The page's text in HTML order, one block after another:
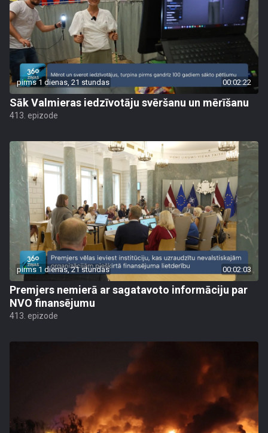
pirms 1 dienas, 21 stundas 00:02:22
Sāk Valmieras iedzīvotāju svēršanu un mērīšanu
413. epizode
pirms 1 dienas, 21 stundas 00:02:03
Premjers nemierā ar sagatavoto informāciju par
NVO finansējumu
413. epizode